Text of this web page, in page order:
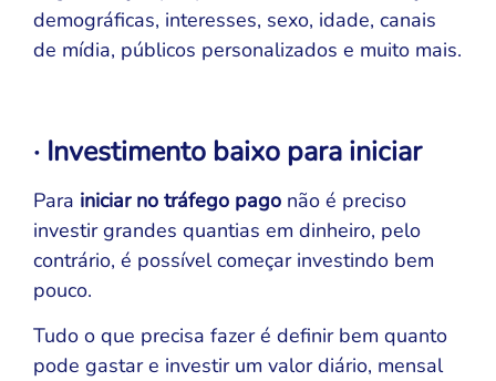
demográficas, interesses, sexo, idade, canais
de mídia, públicos personalizados e muito mais.
· Investimento baixo para iniciar
Para iniciar no tráfego pago não é preciso
investir grandes quantias em dinheiro, pelo
contrário, é possível começar investindo bem
pouco.
Tudo o que precisa fazer é definir bem quanto
pode gastar e investir um valor diário, mensal